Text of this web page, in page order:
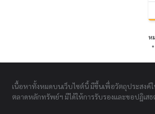
ห
เนื้อหาทั้งหมดบนเว็บไซต์นี้ มีขึ้นเพื่อวัตถุประสงค์
ตลาดหลักทรัพย์ฯ มิได้ให้การรับรองและขอปฏิเส